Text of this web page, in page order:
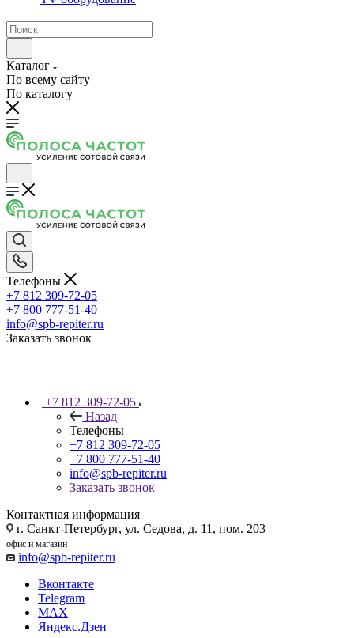
Каталог
По всему сайту
По каталогу
Телефоны
+7 812 309-72-05
+7 800 777-51-40
info@spb-repiter.ru
Заказать звонок
+7 812 309-72-05
Назад
Телефоны
+7 812 309-72-05
+7 800 777-51-40
info@spb-repiter.ru
Заказать звонок
Контактная информация
г. Санкт-Петербург, ул. Седова, д. 11, пом. 203
офис и магазин
info@spb-repiter.ru
Вконтакте
Telegram
MAX
Яндекс.Дзен